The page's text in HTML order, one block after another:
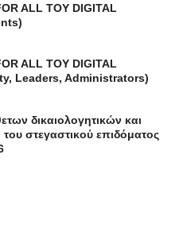
ALL ΤΟΥ DIGITAL
ALL ΤΟΥ DIGITAL
Leaders, Administrators)
δικαιολογητικών και
στεγαστικού επιδόματος